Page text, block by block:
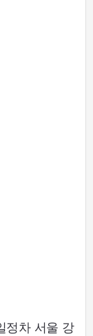
정차 서울 강